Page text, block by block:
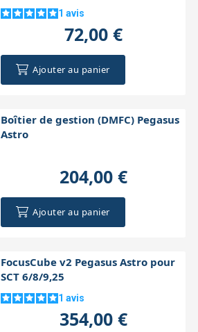
1 avis
72,00 €
Ajouter au panier
Boîtier de gestion (DMFC) Pegasus
Astro
204,00 €
Ajouter au panier
FocusCube v2 Pegasus Astro pour
SCT 6/8/9,25
1 avis
354,00 €